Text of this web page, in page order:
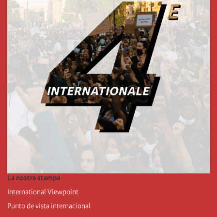
La nostra stampa
International Viewpoint
Punto de vista internacional